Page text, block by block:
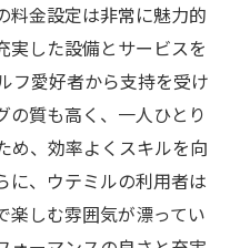
料金設定は非常に魅力的
実した設備とサービスを
フ愛好者から支持を受け
の質も高く、一人ひとり
め、効率よくスキルを向
に、ウテミルの利用者は
楽しむ雰囲気が漂ってい